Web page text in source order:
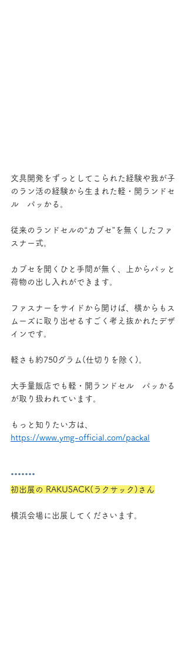
文具開発をずっとしてこられた経験や我が子
のラン活の経験から生まれた軽・開ランドセ
ル　パッかる。
従来のランドセルの“カブセ”を無くしたファ
スナー式。
カブセを開くひと手間が無く、上からパッと
荷物の出し入れができます。
ファスナーをサイドから開けば、横からもス
ムーズに取り出せるすごく考え抜かれたデザ
インです。
軽さも約750グラム(仕切りを除く)。
大手量販店でも軽・開ランドセル　パッかる
が取り扱われています。
もっと知りたい方は、
https://www.ymg-official.com/packal
*******
初出展の RAKUSACK(ラクサック)さん
横浜会場に出展してくださいます。